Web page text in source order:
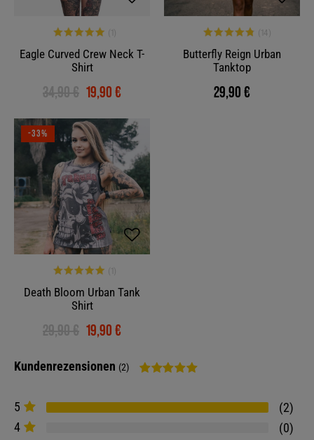
Eagle Curved Crew Neck T-
Shirt
34,90 € 19,90 €
Butterfly Reign Urban
Tanktop
29,90 €
-33%
Death Bloom Urban Tank
Shirt
29,90 € 19,90 €
Kundenrezensionen (2)
5
2
4
0